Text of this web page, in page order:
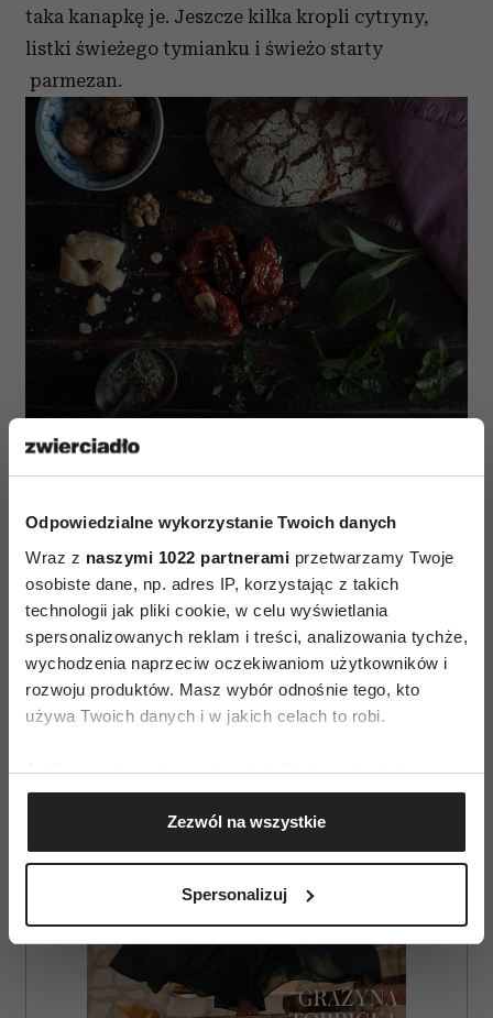
Odpowiedzialne wykorzystanie Twoich danych
Wraz z naszymi 1022 partnerami przetwarzamy Twoje
osobiste dane, np. adres IP, korzystając z takich
technologii jak pliki cookie, w celu wyświetlania
spersonalizowanych reklam i treści, analizowania tychże,
wychodzenia naprzeciw oczekiwaniom użytkowników i
rozwoju produktów. Masz wybór odnośnie tego, kto
używa Twoich danych i w jakich celach to robi.
Jeśli wyrazisz na to zgodę, chcielibyśmy również:
Gromadzić dane dotyczące Twojej lokalizacji
geograficznej z dokładnością nawet do kilku metrów
Identyfikować Twoje urządzenie, aktywnie
(fingerprinting, czyli wirtualny odcisk palca)
dane są przetwarzane oraz ustaw własne preferencje w
sekcji szczegółów. W Deklaracji plików cookie możesz
zmienić lub wycofać swoją zgodę w dowolnej chwili.
Zezwól na wszystkie
Spersonalizuj
taka kanapkę je. Jeszcze kilka kropli cytryny,
listki świeżego tymianku i świeżo starty
parmezan.
Sól & pieprz jeśli potrzebujesz.
AUTOPROMOCJA